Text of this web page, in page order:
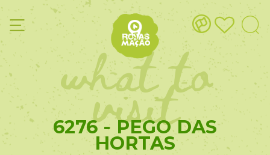
what to
visit
6276 - PEGO DAS
HORTAS